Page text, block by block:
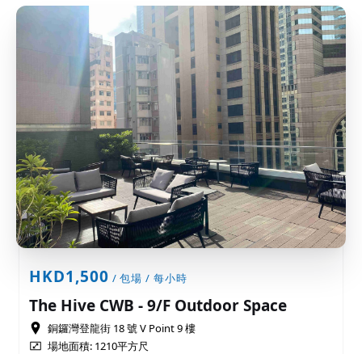
HKD1,500 / 包場 / 每小時
The Hive CWB - 9/F Outdoor Space
銅鑼灣登龍街 18 號 V Point 9 樓
場地面積: 1210平方尺